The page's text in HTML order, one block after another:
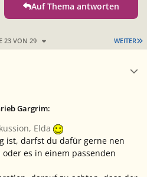
Auf Thema antworten
WEITER
23 VON 29
Gargrim:
Elda
ist, darfst du dafür gerne nen
es in einem passenden